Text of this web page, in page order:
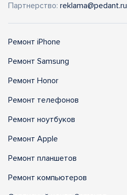
Партнерство: reklama@pedant.ru
Ремонт iPhone
Ремонт Samsung
Ремонт Honor
Ремонт телефонов
Ремонт ноутбуков
Ремонт Apple
Ремонт планшетов
Ремонт компьютеров